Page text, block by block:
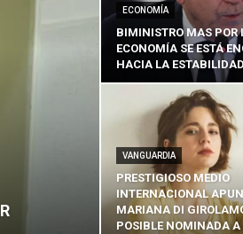
ECONOMÍA
BIMINISTRO MAS POR
ECONOMÍA SE ESTÁ
HACIA LA
VANGUARDIA
PRESTIGIOSO MEDIO
INTERNACIONAL
MARIANA DI
POSIBLE NOMINADA A